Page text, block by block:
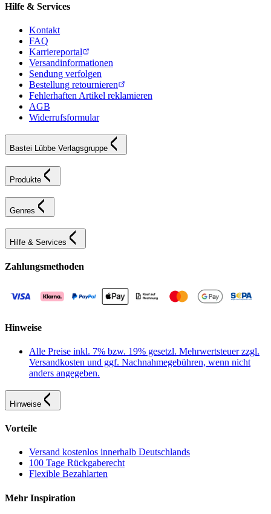
Hilfe & Services
Kontakt
FAQ
Karriereportal
Versandinformationen
Sendung verfolgen
Bestellung retournieren
Fehlerhaften Artikel reklamieren
AGB
Widerrufsformular
Bastei Lübbe Verlagsgruppe
Produkte
Genres
Hilfe & Services
Zahlungsmethoden
Hinweise
Alle Preise inkl. 7% bzw. 19% gesetzl. Mehrwertsteuer zzgl.
Versandkosten und ggf. Nachnahmegebühren, wenn nicht
anders angegeben.
Hinweise
Vorteile
Versand kostenlos innerhalb Deutschlands
100 Tage Rückgaberecht
Flexible Bezahlarten
Mehr Inspiration